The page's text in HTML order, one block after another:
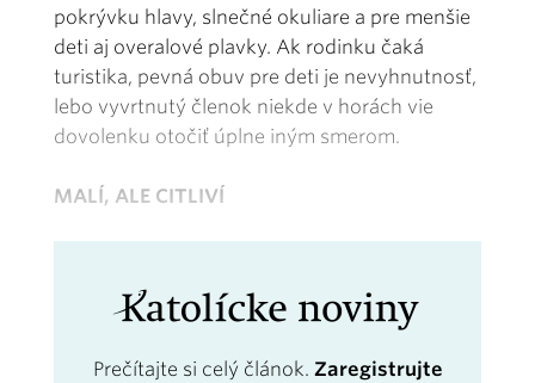
pokrývku hlavy, slnečné okuliare a pre menšie
deti aj overalové plavky. Ak rodinku čaká
turistika, pevná obuv pre deti je nevyhnutnosť,
lebo vyvrtnutý členok niekde v horách vie
dovolenku otočiť úplne iným smerom.
MALÍ, ALE CITLIVÍ
Prečítajte si celý článok. Zaregistrujte